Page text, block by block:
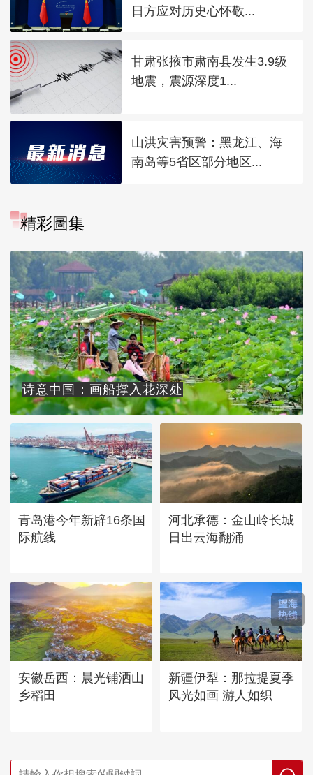
日方应对历史心怀敬...
甘肃张掖市肃南县发生3.9级
地震，震源深度1...
山洪灾害预警：黑龙江、海
南岛等5省区部分地区...
精彩圖集
诗意中国：画船撑入花深处
青岛港今年新辟16条国
际航线
河北承德：金山岭长城
日出云海翻涌
安徽岳西：晨光铺洒山
乡稻田
新疆伊犁：那拉提夏季
风光如画 游人如织